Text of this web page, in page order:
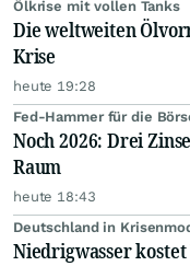
Ölkrise mit vollen Tanks
Die weltweiten
Krise
heute 19:28
Fed-Hammer für die
Noch 2026: Drei
Raum
heute 18:43
Deutschland in
Niedrigwasser